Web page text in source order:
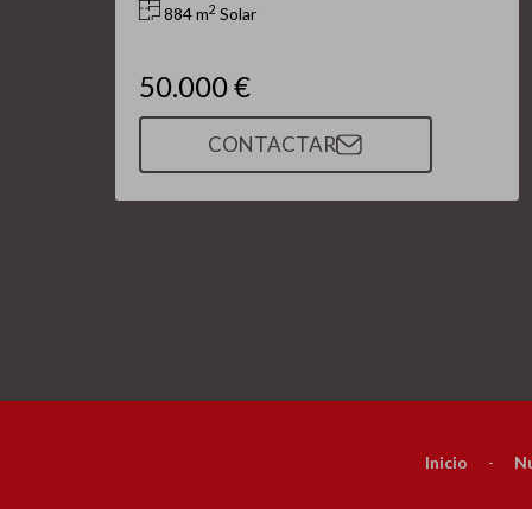
884 m2 Solar
50.000 €
CONTACTAR
Inicio -